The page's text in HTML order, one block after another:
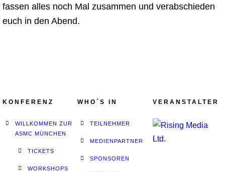
fassen alles noch Mal zusammen und verabschieden
euch in den Abend.
KONFERENZ
WILLKOMMEN ZUR
ASMC MÜNCHEN
TICKETS
WORKSHOPS
WHO´S IN
TEILNEHMER
MEDIENPARTNER
SPONSOREN
VERANSTALTER